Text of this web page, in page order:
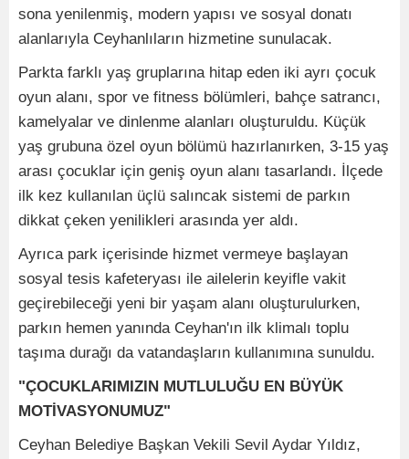
sona yenilenmiş, modern yapısı ve sosyal donatı
alanlarıyla Ceyhanlıların hizmetine sunulacak.
Parkta farklı yaş gruplarına hitap eden iki ayrı çocuk
oyun alanı, spor ve fitness bölümleri, bahçe satrancı,
kamelyalar ve dinlenme alanları oluşturuldu. Küçük
yaş grubuna özel oyun bölümü hazırlanırken, 3-15 yaş
arası çocuklar için geniş oyun alanı tasarlandı. İlçede
ilk kez kullanılan üçlü salıncak sistemi de parkın
dikkat çeken yenilikleri arasında yer aldı.
Ayrıca park içerisinde hizmet vermeye başlayan
sosyal tesis kafeteryası ile ailelerin keyifle vakit
geçirebileceği yeni bir yaşam alanı oluşturulurken,
parkın hemen yanında Ceyhan'ın ilk klimalı toplu
taşıma durağı da vatandaşların kullanımına sunuldu.
"ÇOCUKLARIMIZIN MUTLULUĞU EN BÜYÜK
MOTİVASYONUMUZ"
Ceyhan Belediye Başkan Vekili Sevil Aydar Yıldız,